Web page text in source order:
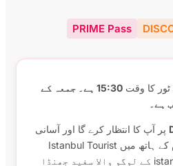
PRIME Pass
15:30 ہے۔ جمعہ کے
ہے۔
پر آپ کا انتظار کرے گا اور آسانی
سے پہچان کے لیے اس کے ہاتھ میں Istanbul Tourist
Pass® اور istanbul.com کے لوگو والا سفید جھنڈا